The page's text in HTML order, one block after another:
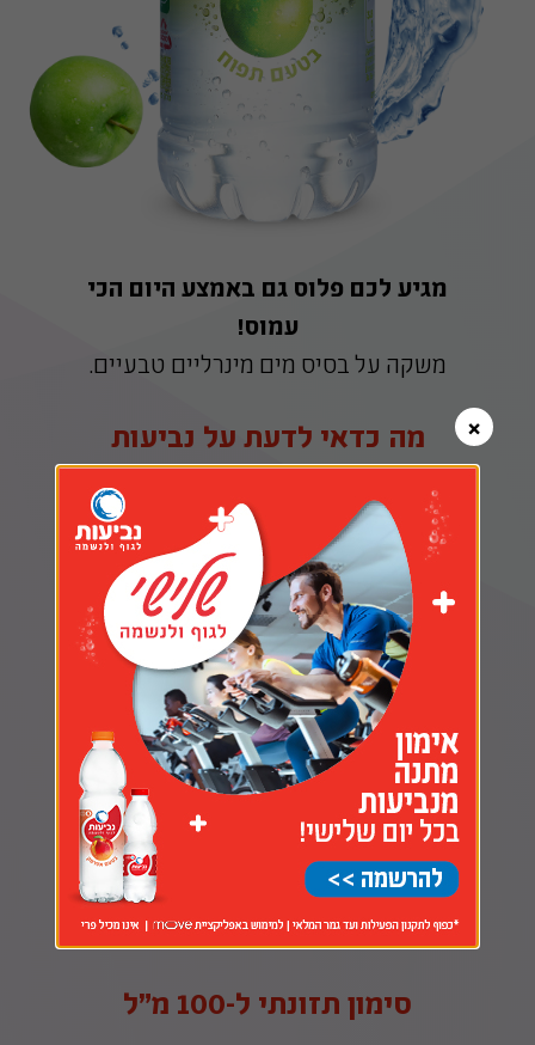
מגיע לכם פלוס גם באמצע היום הכי
עמוס!
משקה על בסיס מים מינרליים טבעיים.
מה כדאי לדעת על נביעות
בטעמים?
94% מים מינרליים טבעיים
טעם נהדר - 15 קלוריות ל100 מ״ל
ללא צבעי מאכל
ללא חומרים משמרים
לבחירה בין בקבוק חצי ליטר לליטר וחצי
סימון תזונתי ל-100 מ״ל
×